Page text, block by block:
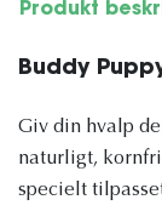
Produkt
Buddy
Giv din hvalp
naturligt,
specielt